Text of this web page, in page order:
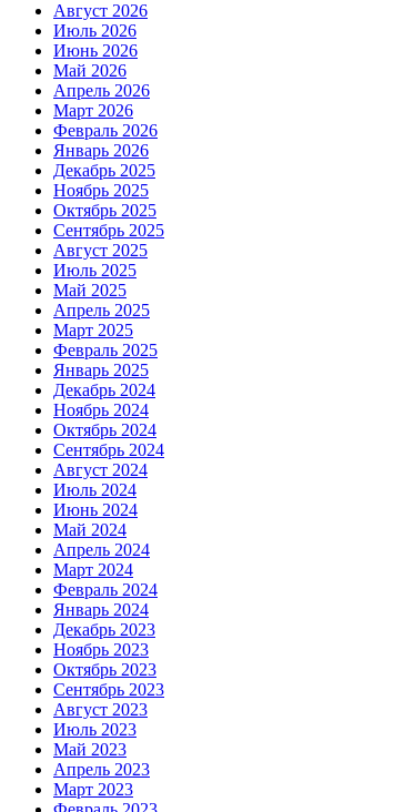
Август 2026
Июль 2026
Июнь 2026
Май 2026
Апрель 2026
Март 2026
Февраль 2026
Январь 2026
Декабрь 2025
Ноябрь 2025
Октябрь 2025
Сентябрь 2025
Август 2025
Июль 2025
Май 2025
Апрель 2025
Март 2025
Февраль 2025
Январь 2025
Декабрь 2024
Ноябрь 2024
Октябрь 2024
Сентябрь 2024
Август 2024
Июль 2024
Июнь 2024
Май 2024
Апрель 2024
Март 2024
Февраль 2024
Январь 2024
Декабрь 2023
Ноябрь 2023
Октябрь 2023
Сентябрь 2023
Август 2023
Июль 2023
Май 2023
Апрель 2023
Март 2023